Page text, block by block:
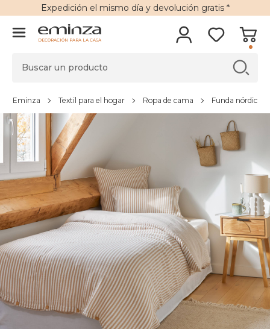
Expedición el mismo día y devolución gratis*
DECORACIÓN PARA LA CASA
Eminza Textil para el hogar Ropa de cama Funda nórdica